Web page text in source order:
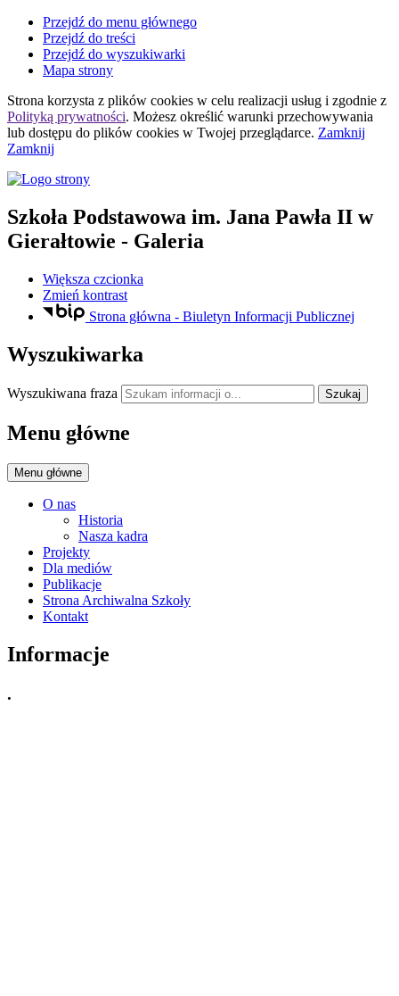
Przejdź do menu głównego
Przejdź do treści
Przejdź do wyszukiwarki
Mapa strony
Strona korzysta z plików cookies w celu realizacji usług i zgodnie z
Polityką prywatności. Możesz określić warunki przechowywania
lub dostępu do plików cookies w Twojej przeglądarce. Zamknij
Zamknij
Szkoła Podstawowa im. Jana Pawła II w
Gierałtowie - Galeria
Większa czcionka
Zmień kontrast
Strona główna - Biuletyn Informacji Publicznej
Wyszukiwarka
Wyszukiwana fraza Szukaj
Menu główne
Menu główne
O nas
Historia
Nasza kadra
Projekty
Dla mediów
Publikacje
Strona Archiwalna Szkoły
Kontakt
Informacje
.